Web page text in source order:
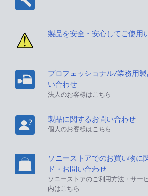
製品を安全・安心してご使用
プロフェッショナル/業務用
い合わせ
法人のお客様はこちら
製品に関するお問い合わせ
個人のお客様はこちら
ソニーストアでのお買い物に
ド・お問い合わせ
ソニーストアのご利用方法・サー
内はこちら